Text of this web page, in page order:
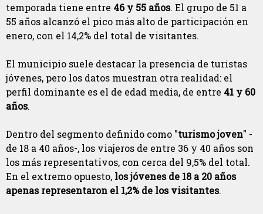
temporada tiene entre 46 y 55 años. El grupo de 51 a
55 años alcanzó el pico más alto de participación en
enero, con el 14,2% del total de visitantes.
El municipio suele destacar la presencia de turistas
jóvenes, pero los datos muestran otra realidad: el
perfil dominante es el de edad media, de entre 41 y 60
años.
Dentro del segmento definido como "turismo joven" -
de 18 a 40 años-, los viajeros de entre 36 y 40 años son
los más representativos, con cerca del 9,5% del total.
En el extremo opuesto, los jóvenes de 18 a 20 años
apenas representaron el 1,2% de los visitantes.